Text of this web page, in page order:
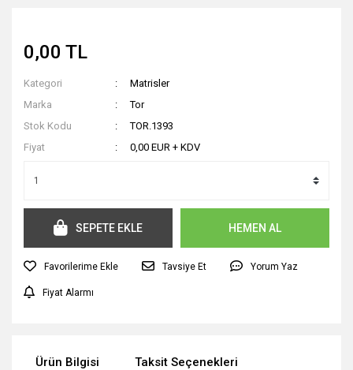
0,00 TL
Kategori
Matrisler
Marka
Tor
Stok Kodu
TOR.1393
Fiyat
0,00 EUR + KDV
SEPETE EKLE HEMEN AL
Tavsiye Et Yorum Yaz
Fiyat Alarmı
Ürün Bilgisi Taksit Seçenekleri